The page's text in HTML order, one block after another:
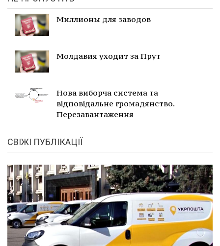
Миллионы для заводов
Молдавия уходит за Прут
Нова виборча система та
відповідальне громадянство.
Перезавантаження
СВІЖІ ПУБЛІКАЦІЇ